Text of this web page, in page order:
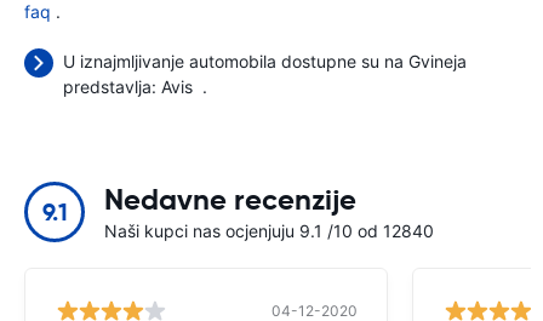
faq .
U iznajmljivanje automobila dostupne su na Gvineja
predstavlja: Avis .
9.1 Nedavne recenzije
Naši kupci nas ocjenjuju 9.1 /10 od 12840
04-12-2020